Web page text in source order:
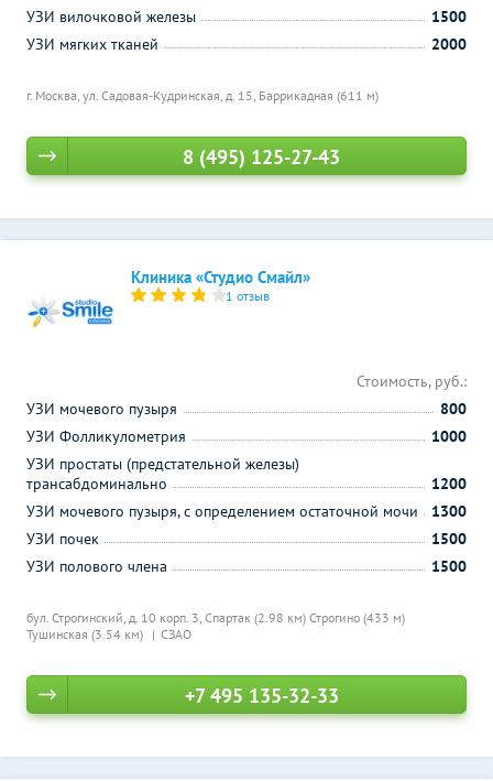
г. Москва, ул. Садовая-Кудринская, д. 15, Баррикадная (611 м)
УЗИ вилочковой железы
1500
УЗИ мягких тканей
2000
8 (495) 125-27-43
Клиника «Студио Смайл»
1 отзыв
бул. Строгинский, д. 10 корп. 3, Спартак (2.98 км) Строгино (433 м)
Тушинская (3.54 км)
СЗАО
Стоимость, руб.:
УЗИ мочевого пузыря
800
УЗИ Фолликулометрия
1000
УЗИ простаты (предстательной железы)
трансабдоминально
1200
УЗИ мочевого пузыря, с определением остаточной мочи
1300
УЗИ почек
1500
УЗИ полового члена
1500
+7 495 135-32-33